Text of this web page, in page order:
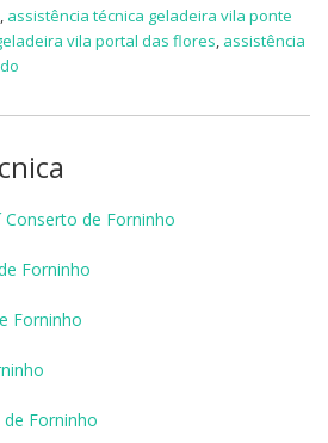
, assistência técnica geladeira vila ponte
vila portal das flores, assistência
de Forninho
Forninho
Forninho
Forninho